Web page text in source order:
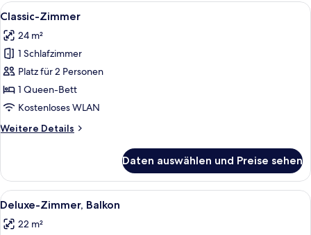
Alle
Fotos
für
Classic-
Zimmer
anzeigen
Ein Schlafzimmer mit einem Bett,
4
Classic-Zimmer
24 m²
1 Schlafzimmer
Platz für 2 Personen
1 Queen-Bett
Kostenloses WLAN
Weitere Details
Weitere
Zimmer
Daten auswählen und Preise sehen
Alle
Fotos
für
Ein Hotelzimmer mit Bett,
4
Deluxe-Zimmer, Balkon
22 m²